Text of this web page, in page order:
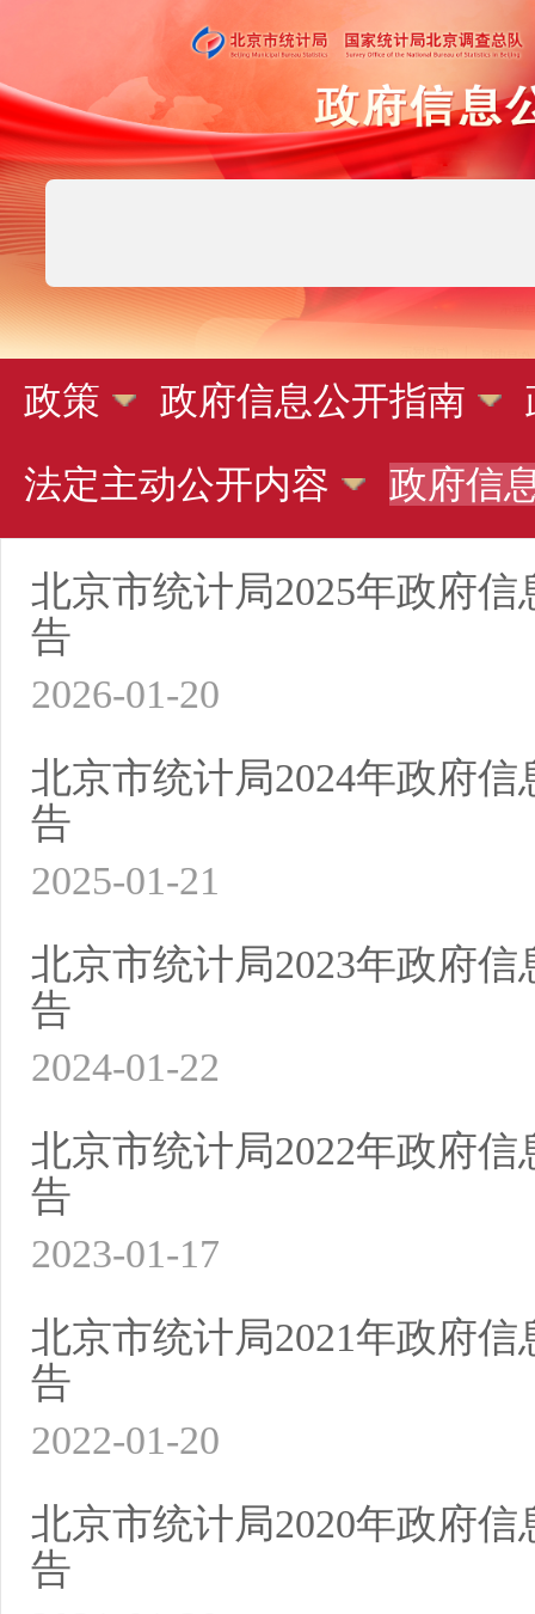
政策 政府信息公开指南
法定主动公开内容
政府信
北京市统计局2025年政府
告
2026-01-20
北京市统计局2024年政府
告
2025-01-21
北京市统计局2023年政府
告
2024-01-22
北京市统计局2022年政府
告
2023-01-17
北京市统计局2021年政府
告
2022-01-20
北京市统计局2020年政府
告